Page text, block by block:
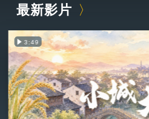
最新影片
3:49